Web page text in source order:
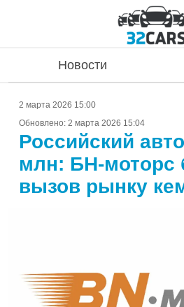
Новости
2 марта 2026 15:00
Обновлено: 2 марта 2026 15:04
Российский
млн: БН-моторс
вызов рынку